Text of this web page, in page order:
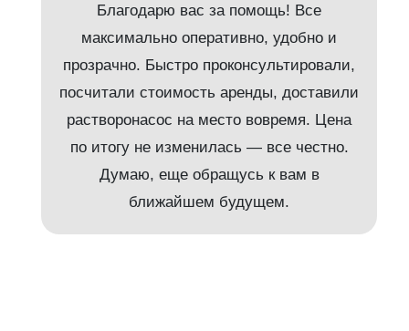
Благодарю вас за помощь! Все
максимально оперативно, удобно и
прозрачно. Быстро проконсультировали,
посчитали стоимость аренды, доставили
растворонасос на место вовремя. Цена
по итогу не изменилась — все честно.
Думаю, еще обращусь к вам в
ближайшем будущем.